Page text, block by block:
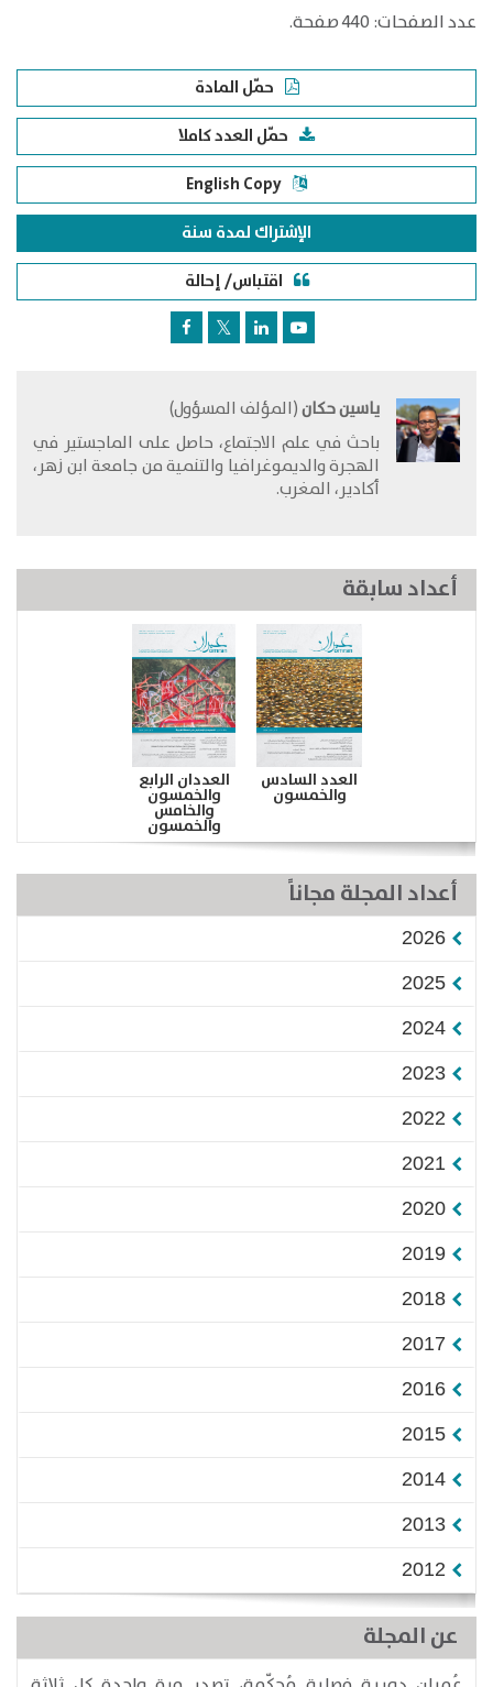
عدد الصفحات: 440 صفحة.
حمّل المادة
حمّل العدد كاملا
English Copy
الإشتراك لمدة سنة
اقتباس/ إحالة
ياسين حكان(المؤلف المسؤول)
​باحث في علم الاجتماع، حاصل على الماجستير في
الهجرة والديموغرافيا والتنمية من جامعة ابن زهر،
أكادير، المغرب.
أعداد سابقة
العدد السادس
والخمسون
العددان الرابع
والخمسون
والخامس
والخمسون
أعداد المجلة مجاناً
2026
2025
2024
2023
2022
2021
2020
2019
2018
2017
2016
2015
2014
2013
2012
عن المجلة